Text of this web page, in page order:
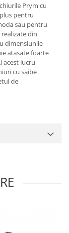
Prym cu
pentru
sau pentru
din
dimensiunile
atasate foarte
acest lucru
cu saibe
de